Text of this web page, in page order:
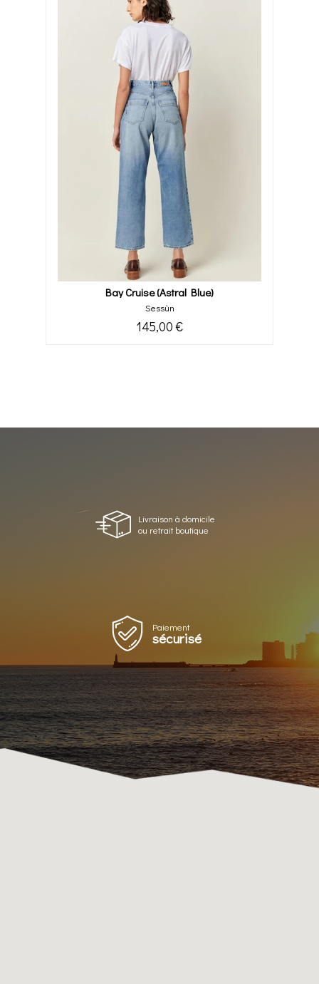
Bay Cruise (astral Blue)
Sessùn
145,00 €
Livraison à domicile
ou retrait boutique
Paiement
sécurisé